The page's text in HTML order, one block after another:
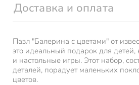
Доставка и оплата
Пазл "Балерина с цветами" от
это идеальный подарок для
и настольные игры. Этот набор,
деталей, порадует маленьких
цветов.